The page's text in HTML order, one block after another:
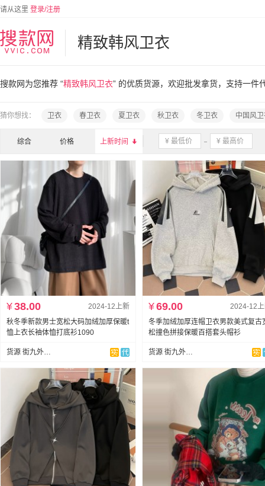
请从这里 登录/注册
精致韩风卫衣
搜款网为您推荐 “精致韩风卫衣” 的优质货源，欢迎批发拿货，支持一件
猜你想找： 卫衣 春卫衣 夏卫衣 秋卫衣 冬卫衣 中国风
综合 价格 上新时间 
2024-12上新
¥38.00
秋冬季新款男士宽松大码加绒加厚保暖t
恤上衣长袖体恤打底衫1090
货源 街九外贸实拍
2024-12
¥69.00
冬季加绒加厚连帽卫衣男款美式复古
松撞色拼接保暖百搭套头帽衫
货源 街九外贸实拍